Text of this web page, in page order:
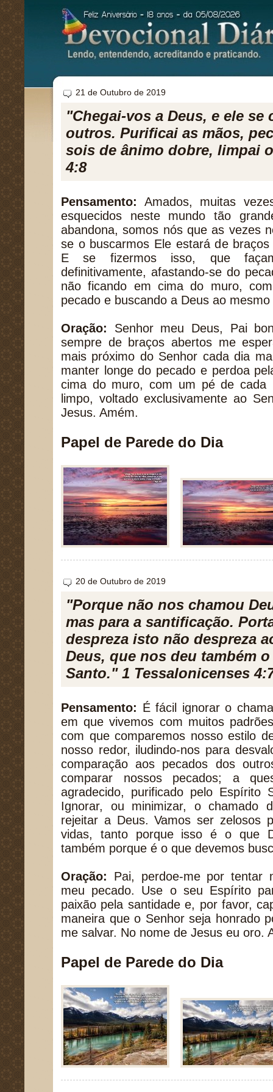
21 de Outubro de 2019
"Chegai-vos a Deus, e ele se
outros. Purificai as mãos,
sois de ânimo dobre, limpai
4:8
Pensamento: Amados, muitas
esquecidos neste mundo tão
abandona, somos nós que as vezes
se o buscarmos Ele estará de
E se fizermos isso, que
definitivamente, afastando-se do
não ficando em cima do muro,
pecado e buscando a Deus ao
Oração: Senhor meu Deus, Pai
sempre de braços abertos me
mais próximo do Senhor cada dia
manter longe do pecado e perdoa
cima do muro, com um pé de cada
limpo, voltado exclusivamente ao
Jesus. Amém.
Papel de Parede do Dia
20 de Outubro de 2019
"Porque não nos chamou
mas para a santificação.
despreza isto não despreza
Deus, que nos deu também
Santo." 1 Tessalonicenses
Pensamento: É fácil ignorar o
em que vivemos com muitos
com que comparemos nosso estilo
nosso redor, iludindo-nos para
comparação aos pecados dos
comparar nossos pecados; a
agradecido, purificado pelo Espírito
Ignorar, ou minimizar, o chamado
rejeitar a Deus. Vamos ser zelosos
vidas, tanto porque isso é o que
também porque é o que devemos
Oração: Pai, perdoe-me por tentar
meu pecado. Use o seu Espírito
paixão pela santidade e, por favor,
maneira que o Senhor seja honrado
me salvar. No nome de Jesus eu oro.
Papel de Parede do Dia